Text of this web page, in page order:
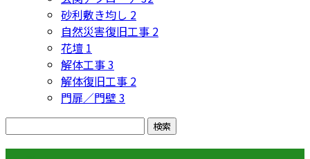
砂利敷き均し 2
自然災害復旧工事 2
花壇 1
解体工事3
解体復旧工事 2
門扉／門壁3